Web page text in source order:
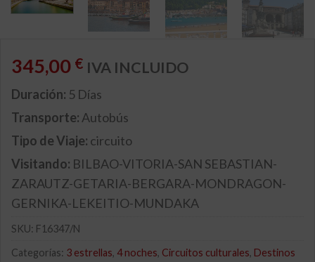
345,00 € IVA INCLUIDO
Duración: 5 Días
Transporte: Autobús
Tipo de Viaje: circuito
Visitando: BILBAO-VITORIA-SAN SEBASTIAN-
ZARAUTZ-GETARIA-BERGARA-MONDRAGON-
GERNIKA-LEKEITIO-MUNDAKA
SKU: F16347/N
Categorías: 3 estrellas, 4 noches, Circuitos culturales, Destinos